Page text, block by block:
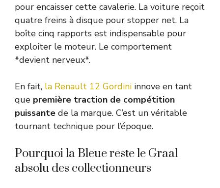
pour encaisser cette cavalerie. La voiture reçoit
quatre freins à disque pour stopper net. La
boîte cinq rapports est indispensable pour
exploiter le moteur. Le comportement
*devient nerveux*.
En fait, la Renault 12 Gordini innove en tant
que première traction de compétition
puissante de la marque. C’est un véritable
tournant technique pour l’époque.
Pourquoi la Bleue reste le Graal
absolu des collectionneurs